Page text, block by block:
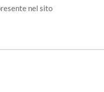
nel sito